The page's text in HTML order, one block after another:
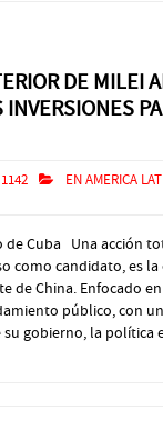
DE MILEI
INVERSIONES
1142 EN AMERICA
de Cuba Una acción
como candidato, es
de China. Enfocado
público, con
gobierno, la política